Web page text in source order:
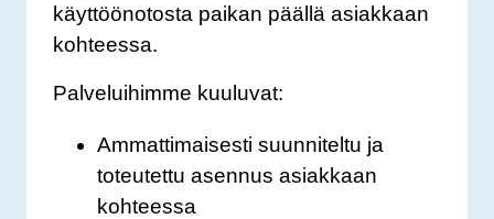
käyttöönotosta paikan päällä asiakkaan
kohteessa.
Palveluihimme kuuluvat:
Ammattimaisesti suunniteltu ja
toteutettu asennus asiakkaan
kohteessa